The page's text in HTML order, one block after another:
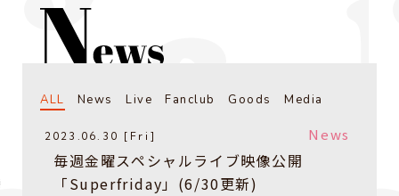
ALL News Live Fanclub Goods Media
2023.06.30 [Fri] News
毎週金曜スペシャルライブ映像公開
「Superfriday」(6/30更新)